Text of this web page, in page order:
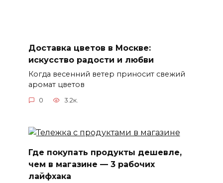
Доставка цветов в Москве:
искусство радости и любви
Когда весенний ветер приносит свежий
аромат цветов
0 3.2к.
Где покупать продукты дешевле,
чем в магазине — 3 рабочих
лайфхака